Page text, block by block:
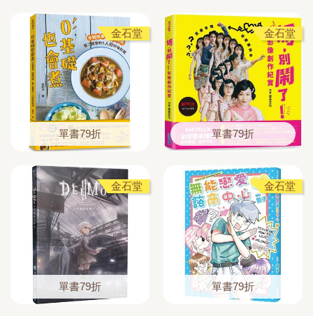
金石堂
單書79折
金石堂
單書79折
金石堂
單書79折
金石堂
單書79折